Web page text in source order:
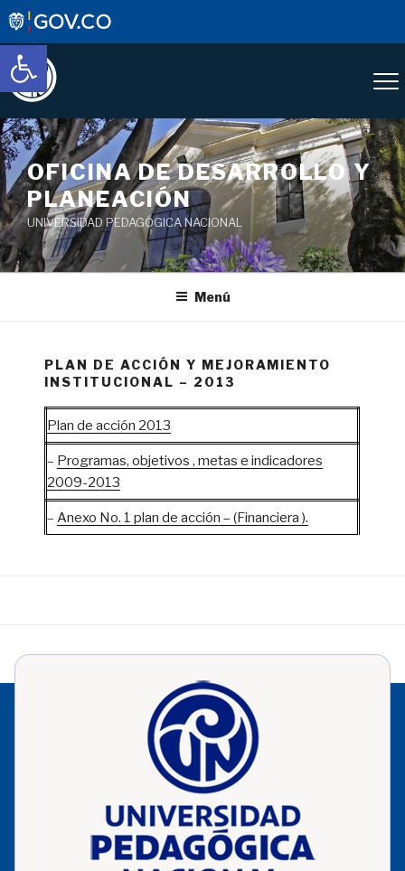
Abrir barra de herramientas
OFICINA DE DESARROLLO Y
PLANEACIÓN
UNIVERSIDAD PEDAGÓGICA NACIONAL
Menú
PLAN DE ACCIÓN Y MEJORAMIENTO
INSTITUCIONAL – 2013
Plan de acción 2013
– Programas, objetivos , metas e indicadores
2009-2013
–Anexo No. 1 plan de acción – (Financiera ).